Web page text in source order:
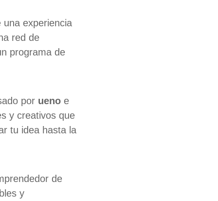
una experiencia
red de
programa de
por ueno e
y creativos que
tu idea hasta la
de
y